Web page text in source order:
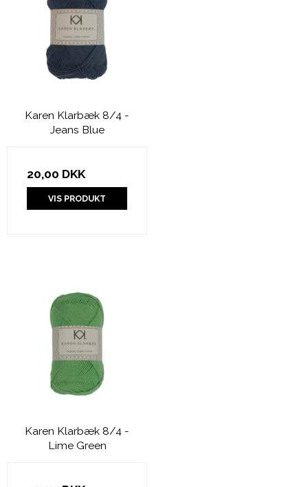
Karen Klarbæk 8/4 -
Jeans Blue
20,00 DKK
VIS PRODUKT
Karen Klarbæk 8/4 -
Lime Green